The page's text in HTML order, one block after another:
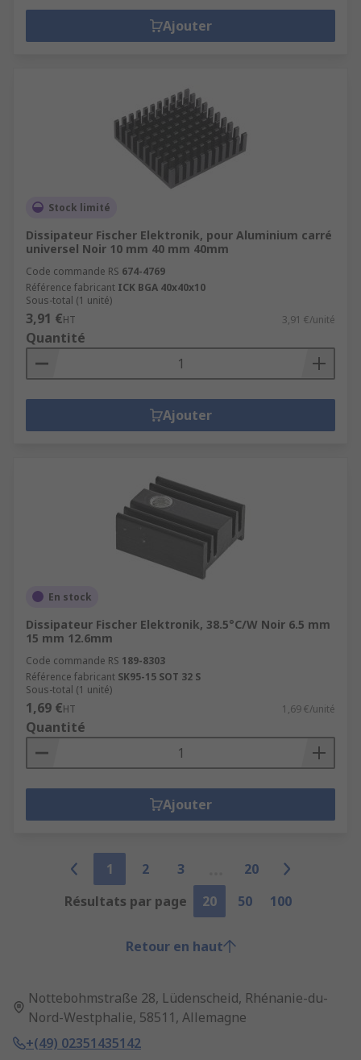
Ajouter
Stock limité
Dissipateur Fischer Elektronik, pour Aluminium carré
universel Noir 10 mm 40 mm 40mm
Code commande RS 674-4769
Référence fabricant ICK BGA 40x40x10
Sous-total (1 unité)
3,91 €HT 3,91 €/unité
Quantité
Ajouter
En stock
Dissipateur Fischer Elektronik, 38.5°C/W Noir 6.5 mm
15 mm 12.6mm
Code commande RS 189-8303
Référence fabricant SK95-15 SOT 32 S
Sous-total (1 unité)
1,69 €HT 1,69 €/unité
Quantité
Ajouter
1 2 3
20
Résultats par page
20 50 100
Retour en haut
Nottebohmstraße 28, Lüdenscheid, Rhénanie-du-
Nord-Westphalie, 58511, Allemagne
+(49) 02351435142